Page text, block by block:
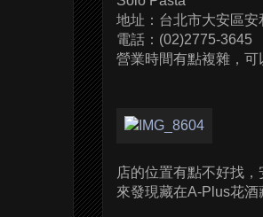
地址：台北市大安區安
電話：(02)2775-3645
營業時間有點複雜，可
店的位置有點不好找
來發現藏在A-Plus花酒